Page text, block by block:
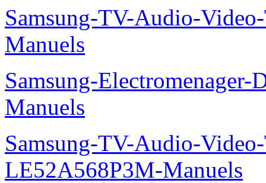
Samsung-TV-Audio-
Manuels
Samsung-
Manuels
Samsung-TV-Audio-
LE52A568P3M-Manuels